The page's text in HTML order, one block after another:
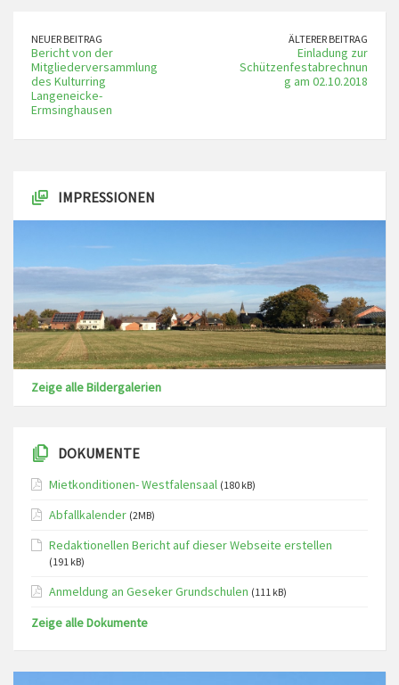
NEUER BEITRAG
Bericht von der
Mitgliederversammlung
des Kulturring
Langeneicke-
Ermsinghausen
ÄLTERER BEITRAG
Einladung zur
Schützenfestabrechnun
g am 02.10.2018
IMPRESSIONEN
Zeige alle Bildergalerien
DOKUMENTE
Mietkonditionen- Westfalensaal (180 kB)
Abfallkalender (2MB)
Redaktionellen Bericht auf dieser Webseite erstellen
(191 kB)
Anmeldung an Geseker Grundschulen (111 kB)
Zeige alle Dokumente